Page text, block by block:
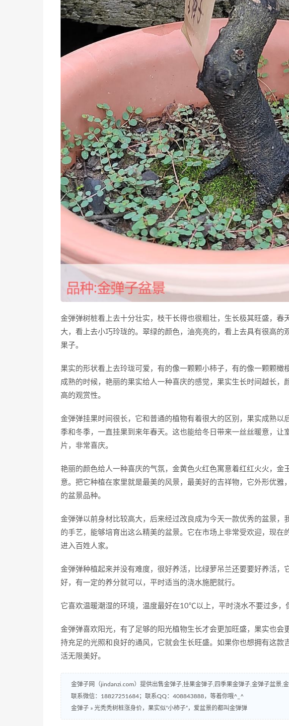
金弹弹树桩看上去十分壮实，枝干长得也很粗壮，生长极其旺盛，春
大，看上去小巧玲珑的。翠绿的颜色，油亮亮的，看上去具有很高的
果子。
果实的形状看上去玲珑可爱，有的像一颗颗小柿子，有的像一颗颗橄
成熟的时候，艳丽的果实给人一种喜庆的感觉，果实生长时间越长，
高的观赏性。
金弹弹挂果时间很长，它和普通的植物有着很大的区别，果实成熟以
季和冬季，一直挂果到来年春天。这也能给冬日带来一丝丝暖意，让
片，非常喜庆。
艳丽的颜色给人一种喜庆的气氛，金黄色火红色寓意着红红火火，金
意。把它种植在家里就是最美的风景，最美好的吉祥物，它外形优雅
的盆景品种。
金弹弹以前身材比较高大，后来经过改良成为今天一款优秀的盆景，
的手艺，能够培育出这么精美的盆景。它在市场上非常受欢迎，现
进入百姓人家。
金弹弹种植起来并没有难度，很好养活，比绿萝吊兰还要要好养活，
好，有一定的养分就可以，平时适当的浇水施肥就行。
它喜欢温暖潮湿的环境，温度最好在10℃以上，平时浇水不要过多，
金弹弹喜欢阳光，有了足够的阳光植物生长才会更加旺盛，果实也会
持充足的光照和良好的通风，它就会生长旺盛。如果你也想拥有这款
活无限美好。
金弹子网（jindanzi.com）提供出售金弹子,挂果金弹子,四季果金弹子,金弹子盆景,
联系微信：18827251684；联系QQ：408843888，等着你哦^_^
金弹子 » 光秃秃树桩涨身价，果实似“小柿子”，爱盆景的都叫金弹弹